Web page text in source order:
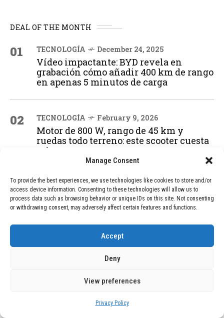
Manage Consent
To provide the best experiences, we use technologies like cookies to store and/or
access device information. Consenting to these technologies will allow us to
process data such as browsing behavior or unique IDs on this site. Not consenting
or withdrawing consent, may adversely affect certain features and functions.
Accept
Deny
View preferences
Privacy Policy
DEAL OF THE MONTH
01 TECNOLOGÍA December 24, 2025
Vídeo impactante: BYD revela en
grabación cómo añadir 400 km de rango
en apenas 5 minutos de carga
02 TECNOLOGÍA February 9, 2026
Motor de 800 W, rango de 45 km y
ruedas todo terreno: este scooter cuesta
solo 300 euros y representa una
adquisición impresionante
03 BLOG December 24, 2025
GAME se Une a la Oferta de Balizas V16
December 24, 2025
Devastadora Explosión en Residencia
de Ancianos de Pensilvania Deja al
Menos Dos Víctimas Fatales